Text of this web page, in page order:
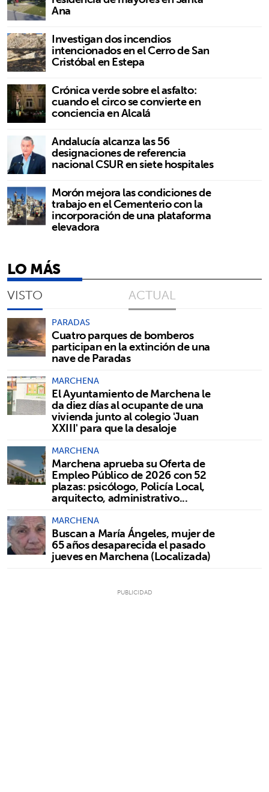
Ana
Investigan dos incendios
intencionados en el Cerro de San
Cristóbal en Estepa
Crónica verde sobre el asfalto:
cuando el circo se convierte en
conciencia en Alcalá
Andalucía alcanza las 56
designaciones de referencia
nacional CSUR en siete hospitales
Morón mejora las condiciones de
trabajo en el Cementerio con la
incorporación de una plataforma
elevadora
LO MÁS
VISTO ACTUAL
PARADAS
Cuatro parques de bomberos
participan en la extinción de una
nave de Paradas
MARCHENA
El Ayuntamiento de Marchena le
da diez días al ocupante de una
vivienda junto al colegio 'Juan
XXIII' para que la desaloje
MARCHENA
Marchena aprueba su Oferta de
Empleo Público de 2026 con 52
plazas: psicólogo, Policía Local,
arquitecto, administrativo...
MARCHENA
Buscan a María Ángeles, mujer de
65 años desaparecida el pasado
jueves en Marchena (Localizada)